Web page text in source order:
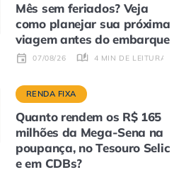
Mês sem feriados? Veja
como planejar sua próxima
viagem antes do embarque
07/08/26 4 MIN DE LEITURA
RENDA FIXA
Quanto rendem os R$ 165
milhões da Mega-Sena na
poupança, no Tesouro Selic
e em CDBs?